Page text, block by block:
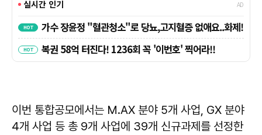
이번 통합공모에서는 M.AX 분야 5개 사업, GX 분야
4개 사업 등 총 9개 사업에 39개 신규과제를 선정한